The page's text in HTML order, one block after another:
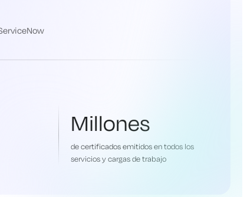
Millones
de certificados emitidos en todos los
servicios y cargas de trabajo